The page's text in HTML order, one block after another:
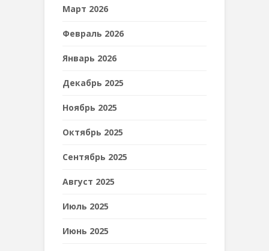
Март 2026
Февраль 2026
Январь 2026
Декабрь 2025
Ноябрь 2025
Октябрь 2025
Сентябрь 2025
Август 2025
Июль 2025
Июнь 2025